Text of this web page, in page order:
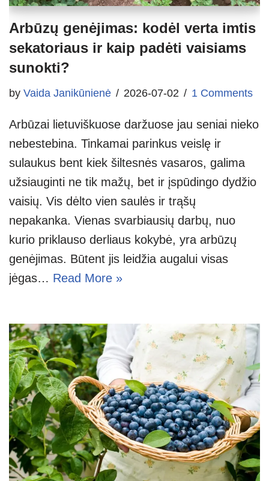
Arbūzų genėjimas: kodėl verta imtis
sekatoriaus ir kaip padėti vaisiams
sunokti?
by Vaida Janikūnienė 2026-07-02 1 Comments
Arbūzai lietuviškuose daržuose jau seniai nieko
nebestebina. Tinkamai parinkus veislę ir
sulaukus bent kiek šiltesnės vasaros, galima
užsiauginti ne tik mažų, bet ir įspūdingo dydžio
vaisių. Vis dėlto vien saulės ir trąšų
nepakanka. Vienas svarbiausių darbų, nuo
kurio priklauso derliaus kokybė, yra arbūzų
genėjimas. Būtent jis leidžia augalui visas
jėgas… Read More »